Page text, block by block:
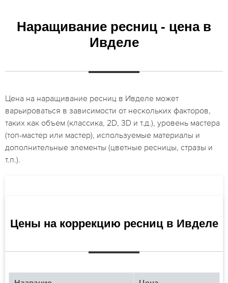
Наращивание ресниц - цена в
Ивделе
Цена на наращивание ресниц в Ивделе может
варьироваться в зависимости от нескольких факторов,
таких как объем (классика, 2D, 3D и т.д.), уровень мастера
(топ-мастер или мастер), используемые материалы и
дополнительные элементы (цветные ресницы, стразы и
т.п.).
Цены на коррекцию ресниц в Ивделе